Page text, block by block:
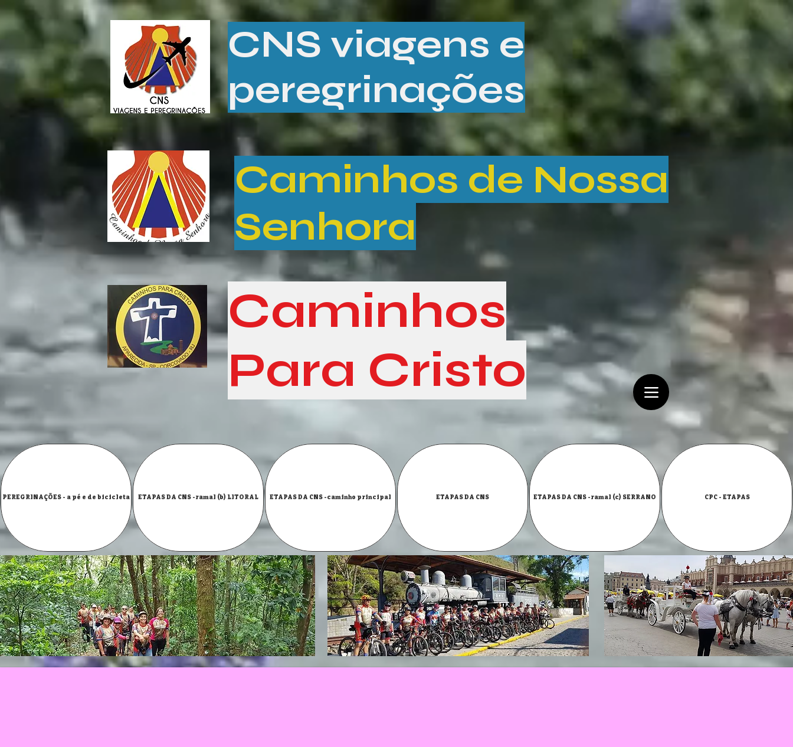
CNS viagens e
peregrinações
Caminhos de Nossa
Senhora
Caminhos
Para Cristo
PEREGRINAÇÕES - a pé e de bicicleta ETAPAS DA CNS -ramal (b) LITORAL ETAPAS DA CNS -caminho principal ETAPAS DA CNS ETAPAS DA CNS -ramal (c) SERRANO CPC - ETAPAS